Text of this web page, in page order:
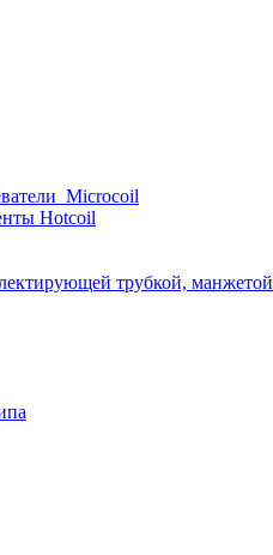
Hotcoil
трубкой, манжетой